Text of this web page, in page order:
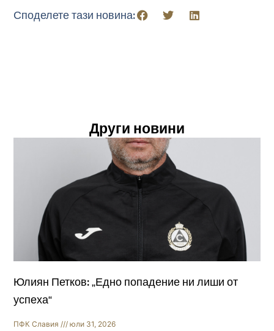
Споделете тази новина:
Други новини
Юлиян Петков: „Едно попадение ни лиши от
успеха“
ПФК Славия юли 31, 2026